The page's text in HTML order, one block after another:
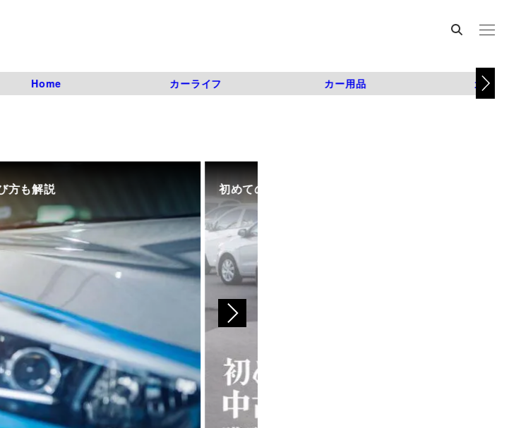
Home カーライフ カー用品 カスタム
方も解説 初めての中古車選び、購入時の流れや必要な書類などに